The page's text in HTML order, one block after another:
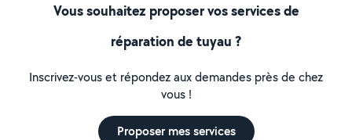
Vous souhaitez proposer vos services de
réparation de tuyau ?
Inscrivez-vous et répondez aux demandes près de chez
vous !
Proposer mes services